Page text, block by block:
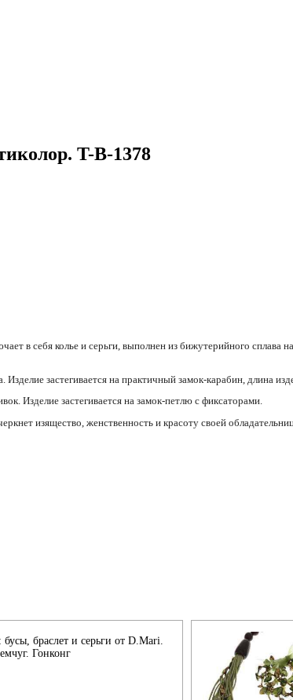
T-B-1378
в себя колье и серьги, выполнен из бижутерийного сплава
застегивается на практичный замок-карабин, длина
Изделие застегивается на замок-петлю с фиксаторами.
изящество, женственность и красоту своей
браслет и серьги от D.Mari.
Гонконг